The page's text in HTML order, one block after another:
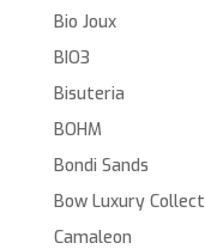
Bio Joux
BIO3
Bisuteria
BOHM
Bondi Sands
Bow Luxury
Camaleon